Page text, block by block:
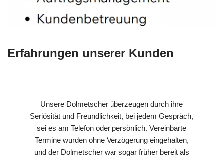
Erfahrungen unserer Kunden
Unsere Dolmetscher überzeugen durch ihre
Seriösität und Freundlichkeit, bei jedem Gespräch,
sei es am Telefon oder persönlich. Vereinbarte
Termine wurden ohne Verzögerung eingehalten,
und der Dolmetscher war sogar früher bereit als